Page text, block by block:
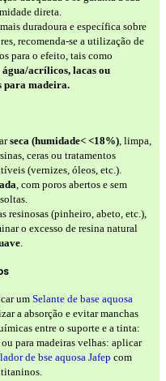
direta.
duradoura e específica sobre
recomenda-se a utilização de
para o efeito, tais como
água/acrílicos, lacas ou
para madeira.
seca (humidade< <18%), limpa,
ceras ou tratamentos
(vernizes, óleos, etc.).
, com poros abertos e sem
resinosas (pinheiro, abeto, etc.),
o excesso de resina natural
.
um Selante de base aquosa
a absorção e evitar manchas
entre o suporte e a tinta:
para madeiras velhas: aplicar
de bse aquosa Jafep com